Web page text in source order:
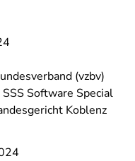
(vzbv)
Software Special
Koblenz